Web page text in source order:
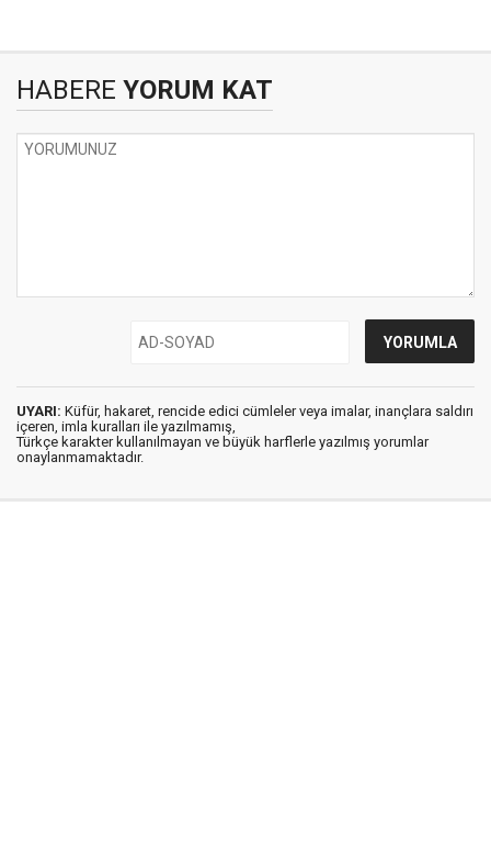
HABERE YORUM KAT
UYARI: Küfür, hakaret, rencide edici cümleler veya imalar, inançlara saldırı
içeren, imla kuralları ile yazılmamış,
Türkçe karakter kullanılmayan ve büyük harflerle yazılmış yorumlar
onaylanmamaktadır.